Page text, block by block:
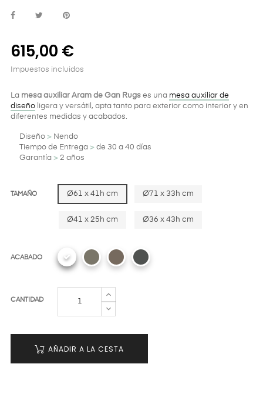
615,00 €
Impuestos incluidos
La mesa auxiliar Aram de Gan Rugs es una mesa auxiliar de
diseño ligera y versátil, apta tanto para exterior como interior y en
diferentes medidas y acabados.
Diseño > Nendo
Tiempo de Entrega > de 30 a 40 días
Garantía > 2 años
TAMAÑO Ø61 x 41h cm Ø71 x 33h cm
Ø41 x 25h cm Ø36 x 43h cm
ACABADO
CANTIDAD
AÑADIR A LA CESTA